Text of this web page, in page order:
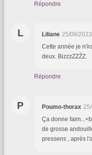
Répondre
L Liliane 25/08/
Cette année je
deux. BizzzZZŹZ.
Répondre
P Poumo-thorax
Ça donne
de grosse
pressens , après